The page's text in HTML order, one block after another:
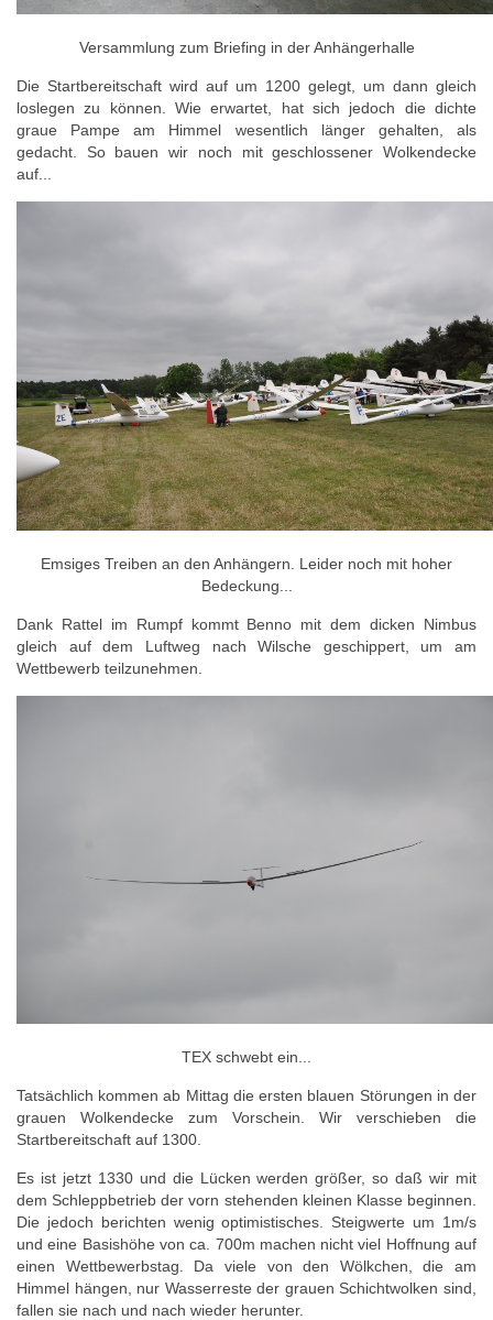
Versammlung zum Briefing in der Anhängerhalle
Die Startbereitschaft wird auf um 1200 gelegt, um dann gleich
loslegen zu können. Wie erwartet, hat sich jedoch die dichte
graue Pampe am Himmel wesentlich länger gehalten, als
gedacht. So bauen wir noch mit geschlossener Wolkendecke
auf...
Emsiges Treiben an den Anhängern. Leider noch mit hoher
Bedeckung...
Dank Rattel im Rumpf kommt Benno mit dem dicken Nimbus
gleich auf dem Luftweg nach Wilsche geschippert, um am
Wettbewerb teilzunehmen.
TEX schwebt ein...
Tatsächlich kommen ab Mittag die ersten blauen Störungen in der
grauen Wolkendecke zum Vorschein. Wir verschieben die
Startbereitschaft auf 1300.
Es ist jetzt 1330 und die Lücken werden größer, so daß wir mit
dem Schleppbetrieb der vorn stehenden kleinen Klasse beginnen.
Die jedoch berichten wenig optimistisches. Steigwerte um 1m/s
und eine Basishöhe von ca. 700m machen nicht viel Hoffnung auf
einen Wettbewerbstag. Da viele von den Wölkchen, die am
Himmel hängen, nur Wasserreste der grauen Schichtwolken sind,
fallen sie nach und nach wieder herunter.